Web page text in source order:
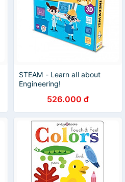
STEAM - Learn all about
Engineering!
526.000 đ